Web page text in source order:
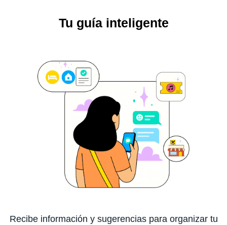
Tu guía inteligente
Recibe información y sugerencias para organizar tu